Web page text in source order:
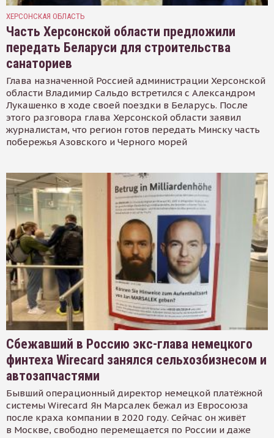
ХЕРСОНСКАЯ ОБЛАСТЬ
Часть Херсонской области предложили
передать Беларуси для строительства
санаториев
Глава назначенной Россией администрации Херсонской
области Владимир Сальдо встретился с Александром
Лукашенко в ходе своей поездки в Беларусь. После
этого разговора глава Херсонской области заявил
журналистам, что регион готов передать Минску часть
побережья Азовского и Черного морей
Сбежавший в Россию экс-глава немецкого
финтеха Wirecard занялся сельхозбизнесом и
автозапчастями
Бывший операционный директор немецкой платёжной
системы Wirecard Ян Марсалек бежал из Евросоюза
после краха компании в 2020 году. Сейчас он живёт
в Москве, свободно перемещается по России и даже